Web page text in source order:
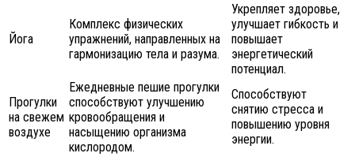
Йога
Комплекс физических
упражнений, направленных на
гармонизацию тела и разума.
Укрепляет здоровье,
улучшает гибкость и
повышает
энергетический
потенциал.
Прогулки
на свежем
воздухе
Ежедневные пешие прогулки
способствуют улучшению
кровообращения и
насыщению организма
кислородом.
Способствуют
снятию стресса и
повышению уровня
энергии.